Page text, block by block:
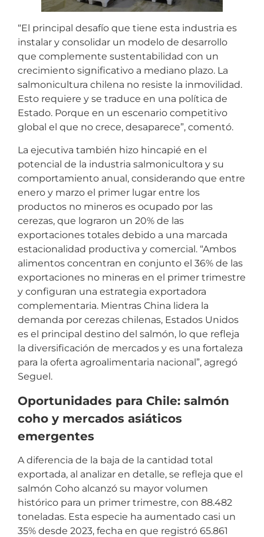
“El principal desafío que tiene esta industria es
instalar y consolidar un modelo de desarrollo
que complemente sustentabilidad con un
crecimiento significativo a mediano plazo. La
salmonicultura chilena no resiste la inmovilidad.
Esto requiere y se traduce en una política de
Estado. Porque en un escenario competitivo
global el que no crece, desaparece”, comentó.
La ejecutiva también hizo hincapié en el
potencial de la industria salmonicultora y su
comportamiento anual, considerando que entre
enero y marzo el primer lugar entre los
productos no mineros es ocupado por las
cerezas, que lograron un 20% de las
exportaciones totales debido a una marcada
estacionalidad productiva y comercial. “Ambos
alimentos concentran en conjunto el 36% de las
exportaciones no mineras en el primer trimestre
y configuran una estrategia exportadora
complementaria. Mientras China lidera la
demanda por cerezas chilenas, Estados Unidos
es el principal destino del salmón, lo que refleja
la diversificación de mercados y es una fortaleza
para la oferta agroalimentaria nacional”, agregó
Seguel.
Oportunidades para Chile: salmón
coho y mercados asiáticos
emergentes
A diferencia de la baja de la cantidad total
exportada, al analizar en detalle, se refleja que el
salmón Coho alcanzó su mayor volumen
histórico para un primer trimestre, con 88.482
toneladas. Esta especie ha aumentado casi un
35% desde 2023, fecha en que registró 65.861